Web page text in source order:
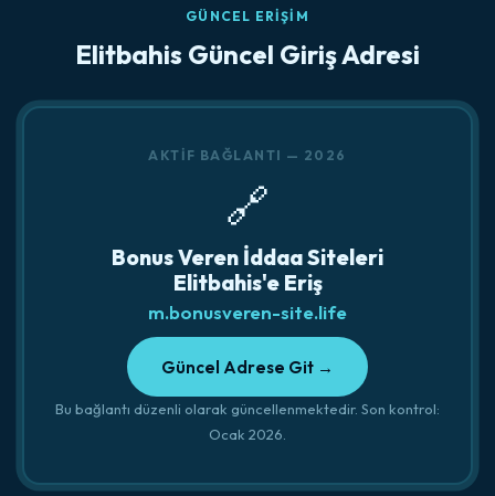
GÜNCEL ERIŞIM
Elitbahis Güncel Giriş Adresi
AKTIF BAĞLANTI — 2026
🔗
Bonus Veren İddaa Siteleri
Elitbahis'e Eriş
m.bonusveren-site.life
Güncel Adrese Git →
Bu bağlantı düzenli olarak güncellenmektedir. Son kontrol:
Ocak 2026.